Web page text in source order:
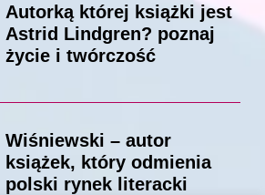
Autorką której książki jest
Astrid Lindgren? poznaj
życie i twórczość
Wiśniewski – autor
książek, który odmienia
polski rynek literacki